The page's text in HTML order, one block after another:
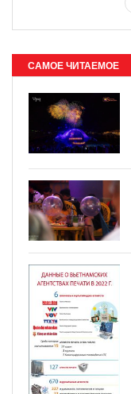
САМОЕ ЧИТАЕМОЕ